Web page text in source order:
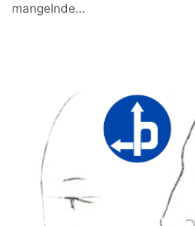
mangelnde…